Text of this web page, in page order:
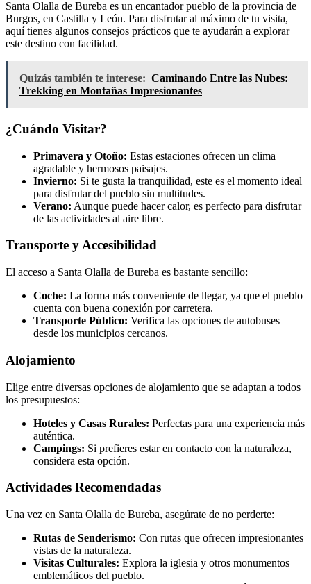
Santa Olalla de Bureba es un encantador pueblo de la provincia de
Burgos, en Castilla y León. Para disfrutar al máximo de tu visita,
aquí tienes algunos consejos prácticos que te ayudarán a explorar
este destino con facilidad.
Quizás también te interese: Caminando Entre las Nubes:
Trekking en Montañas Impresionantes
¿Cuándo Visitar?
Primavera y Otoño: Estas estaciones ofrecen un clima
agradable y hermosos paisajes.
Invierno: Si te gusta la tranquilidad, este es el momento ideal
para disfrutar del pueblo sin multitudes.
Verano: Aunque puede hacer calor, es perfecto para disfrutar
de las actividades al aire libre.
Transporte y Accesibilidad
El acceso a Santa Olalla de Bureba es bastante sencillo:
Coche: La forma más conveniente de llegar, ya que el pueblo
cuenta con buena conexión por carretera.
Transporte Público: Verifica las opciones de autobuses
desde los municipios cercanos.
Alojamiento
Elige entre diversas opciones de alojamiento que se adaptan a todos
los presupuestos:
Hoteles y Casas Rurales: Perfectas para una experiencia más
auténtica.
Campings: Si prefieres estar en contacto con la naturaleza,
considera esta opción.
Actividades Recomendadas
Una vez en Santa Olalla de Bureba, asegúrate de no perderte:
Rutas de Senderismo: Con rutas que ofrecen impresionantes
vistas de la naturaleza.
Visitas Culturales: Explora la iglesia y otros monumentos
emblemáticos del pueblo.